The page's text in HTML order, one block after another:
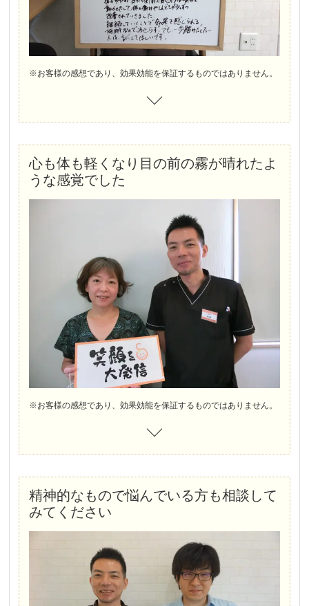
※お客様の感想であり、効果効能を保証するものではありません。
心も体も軽くなり目の前の霧が晴れたよ
うな感覚でした
※お客様の感想であり、効果効能を保証するものではありません。
精神的なもので悩んでいる方も相談して
みてください